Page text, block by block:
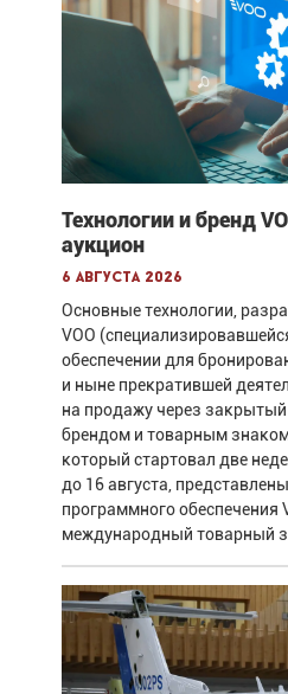
Технологии и бренд
аукцион
6 августа 2026
Основные технологии,
VOO
обеспечении для
и ныне прекратившей
на продажу через закрытый
брендом и товарным
который стартовал две
до 16 августа,
программного обеспечения
международный товарный